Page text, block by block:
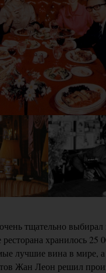
тщательно выбирал
хранилось 25
лучшие вина в мире, а
Жан Леон решил